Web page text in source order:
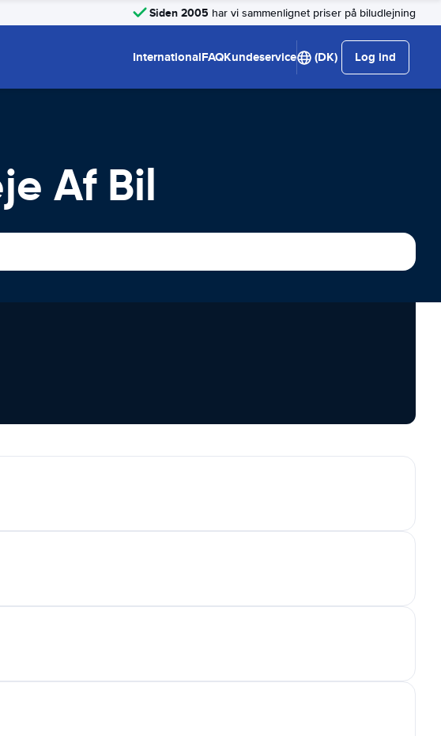
Siden 2005 har vi sammenlignet priser på biludlejning
InternationalFAQKundeservice (DK) Log ind
Af Bil